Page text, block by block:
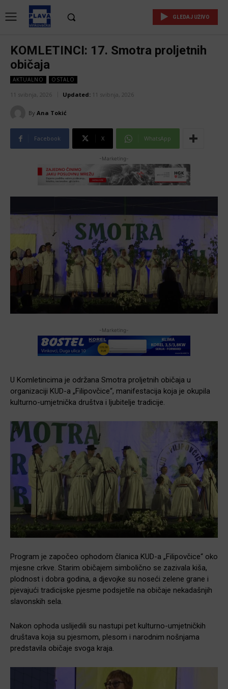
GLEDAJ UŽIVO
KOMLETINCI: 17. Smotra proljetnih
običaja
AKTUALNO OSTALO
11 svibnja, 2026 Updated: 11 svibnja, 2026
By Ana Tokić
Facebook X WhatsApp
-Marketing-
-Marketing-
U Komletincima je održana Smotra proljetnih običaja u
organizaciji KUD-a „Filipovčice“, manifestacija koja je okupila
kulturno-umjetnička društva i ljubitelje tradicije.
Program je započeo ophodom članica KUD-a „Filipovčice“ oko
mjesne crkve. Starim običajem simbolično se zazivala kiša,
plodnost i dobra godina, a djevojke su noseći zelene grane i
pjevajući tradicijske pjesme podsjetile na običaje nekadašnjih
slavonskih sela.
Nakon ophoda uslijedili su nastupi pet kulturno-umjetničkih
društava koja su pjesmom, plesom i narodnim nošnjama
predstavila običaje svoga kraja.